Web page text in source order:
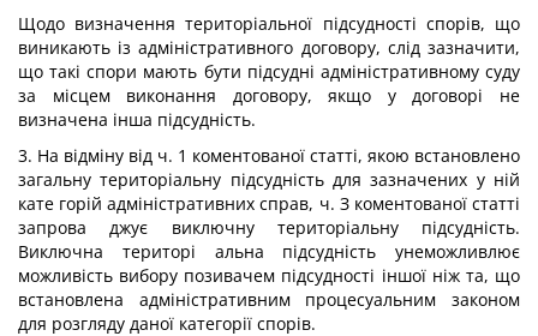
Щодо визначення територіальної підсудності спорів, що
виникають із адміністративного договору, слід зазначити,
що такі спори мають бути підсудні адміністративному суду
за місцем виконання договору, якщо у договорі не
визначена інша підсудність.
3. На відміну від ч. 1 коментованої статті, якою встановлено
загальну територіальну підсудність для зазначених у ній
кате горій адміністративних справ, ч. З коментованої статті
запрова джує виключну територіальну підсудність.
Виключна територі альна підсудність унеможливлює
можливість вибору позивачем підсудності іншої ніж та, що
встановлена адміністративним процесуальним законом
для розгляду даної категорії спорів.